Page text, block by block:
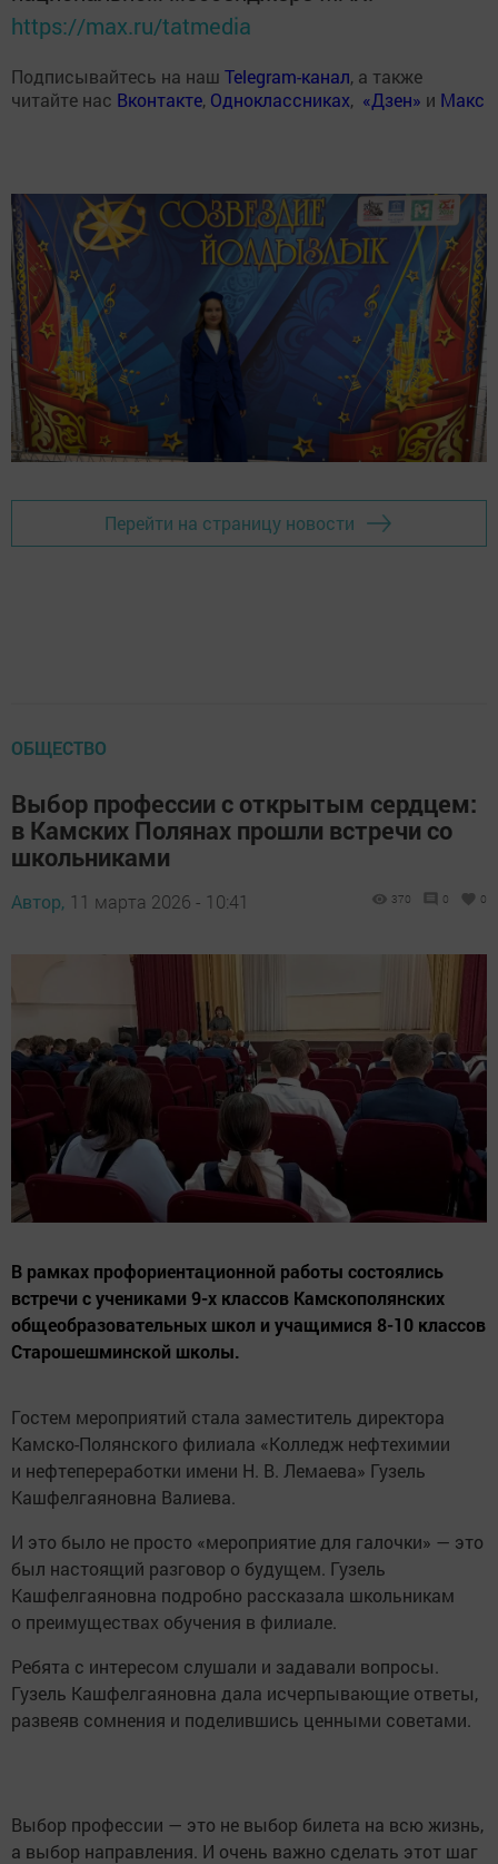
https://max.ru/tatmedia
Подписывайтесь на наш Telegram-канал, а также
читайте нас Вконтакте, Одноклассниках, «Дзен» и Макс
Перейти на страницу новости
ОБЩЕСТВО
Выбор профессии с открытым сердцем:
в Камских Полянах прошли встречи со
школьниками
Автор, 11 марта 2026 - 10:41 370 0 0
В рамках профориентационной работы состоялись
встречи с учениками 9-х классов Камскополянских
общеобразовательных школ и учащимися 8-10 классов
Старошешминской школы.
Гостем мероприятий стала заместитель директора
Камско-Полянского филиала «Колледж нефтехимии
и нефтепереработки имени Н. В. Лемаева» Гузель
Кашфелгаяновна Валиева.
И это было не просто «мероприятие для галочки» — это
был настоящий разговор о будущем. Гузель
Кашфелгаяновна подробно рассказала школьникам
о преимуществах обучения в филиале.
Ребята с интересом слушали и задавали вопросы.
Гузель Кашфелгаяновна дала исчерпывающие ответы,
развеяв сомнения и поделившись ценными советами.
Выбор профессии — это не выбор билета на всю жизнь,
а выбор направления. И очень важно сделать этот шаг